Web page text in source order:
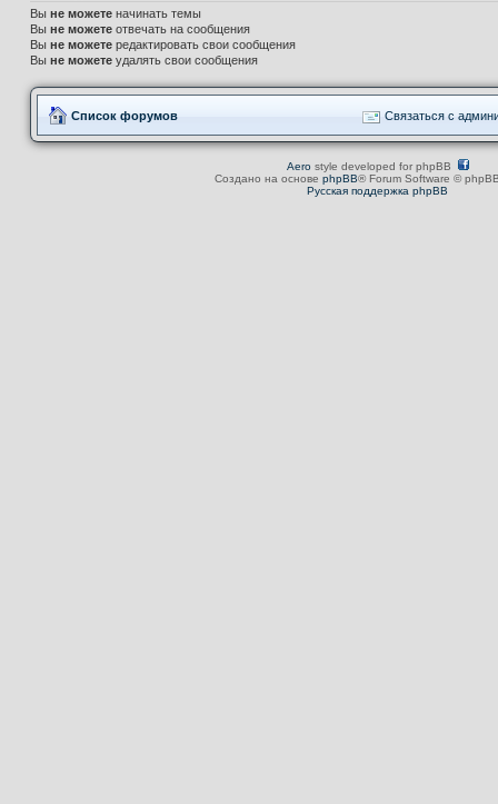
Вы не можете начинать темы
Вы не можете отвечать на сообщения
Вы не можете редактировать свои сообщения
Вы не можете удалять свои сообщения
Список форумов Связаться с
Aerostyle developed for phpBB
Создано на основе phpBB® Forum Software ©
Русская поддержка phpBB